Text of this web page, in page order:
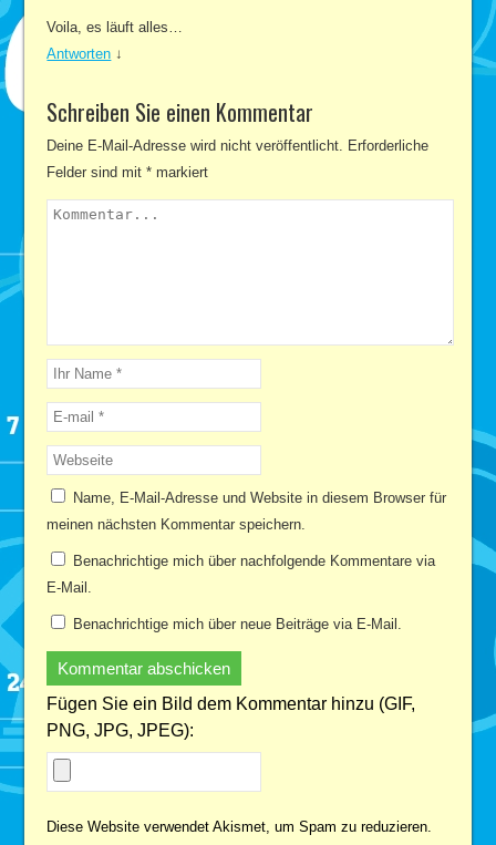
Voila, es läuft alles…
Antworten ↓
Schreiben Sie einen Kommentar
Deine E-Mail-Adresse wird nicht veröffentlicht. Erforderliche
Felder sind mit* markiert
Name, E-Mail-Adresse und Website in diesem Browser für
meinen nächsten Kommentar speichern.
Benachrichtige mich über nachfolgende Kommentare via
E-Mail.
Benachrichtige mich über neue Beiträge via E-Mail.
Fügen Sie ein Bild dem Kommentar hinzu (GIF,
PNG, JPG, JPEG):
Diese Website verwendet Akismet, um Spam zu reduzieren.